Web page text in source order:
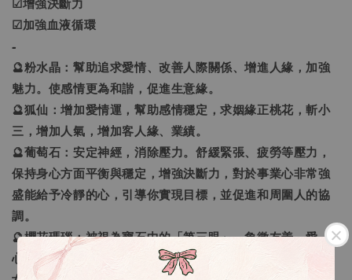
☑增強決斷力
☑加強血液循環
-
🔮粉水晶：幫助追求愛情、改善人際關係、增進人緣，加強
魅力。使感情更為和諧，促進生意緣。
🔮狐仙：增加愛情運，幫助感情穩定，求姻緣正桃花，斬小
三，增加人氣，增加客人緣、業績。
🔮葡萄石：安定神經，消除壓力。舒緩緊張、疲勞等壓力，
保持身心方面平衡與穩定，增強決斷力，對於事業心非常強
盛能給予冷靜的心，引導你實現目標，並促進和周圍人的協
調。
🔮櫻花瑪瑙：被視為寶石中的「第三眼」，象徵友善、愛
心、希望。加強血液循環、促進新陳代謝，美容養顏，調理